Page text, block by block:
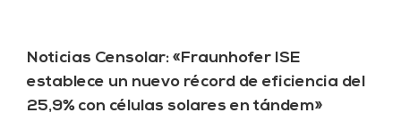
Noticias Censolar: «Fraunhofer ISE
establece un nuevo récord de eficiencia del
25,9% con células solares en tándem»